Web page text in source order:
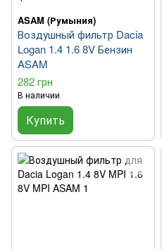
ASAM (Румыния)
Воздушный фильтр Dacia
Logan 1.4 1.6 8V Бензин
ASAM
282 грн
В наличии
Купить